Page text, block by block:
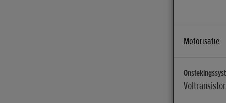
Motorisatie